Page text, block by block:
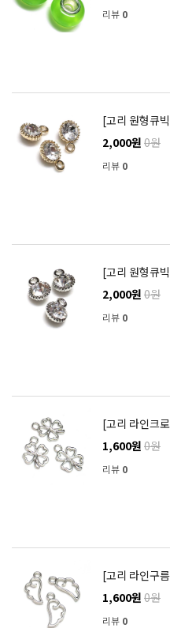
리뷰 0
[고리 원형큐
2,000원 0원
리뷰 0
[고리 원형큐
2,000원 0원
리뷰 0
[고리 라인크
1,600원 0원
리뷰 0
[고리 라인구
1,600원 0원
리뷰 0